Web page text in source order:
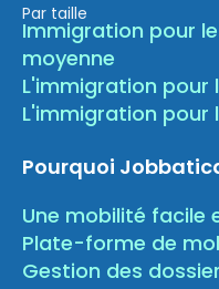
Par taille
Immigration pour
moyenne
L'immigration pour
L'immigration pour
Pourquoi
Une mobilité facile
Plate-forme de
Gestion des